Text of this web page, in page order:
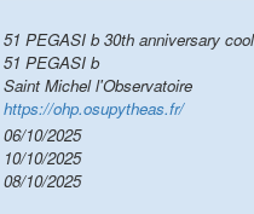
51 PEGASI b 30th anniversary
51 PEGASI b
Saint Michel l'Observatoire
https://ohp.osupytheas.fr/
06/10/2025
10/10/2025
08/10/2025